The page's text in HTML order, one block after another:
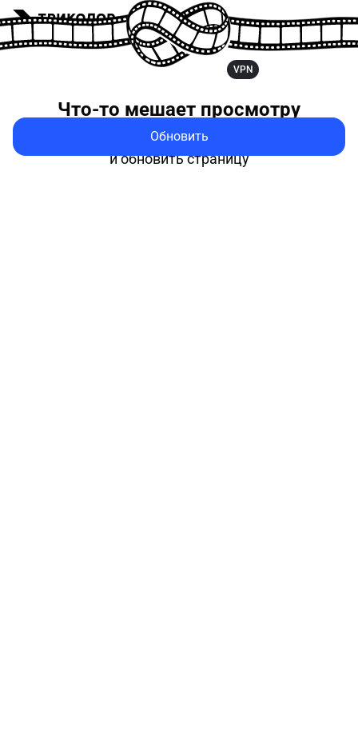
VPN
Что-то мешает просмотру
Попробуйте выключить VPN
и обновить страницу
Обновить